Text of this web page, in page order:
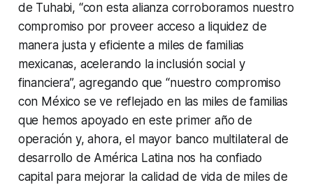
de Tuhabi, “con esta alianza corroboramos nuestro
compromiso por proveer acceso a liquidez de
manera justa y eficiente a miles de familias
mexicanas, acelerando la inclusión social y
financiera”, agregando que “nuestro compromiso
con México se ve reflejado en las miles de familias
que hemos apoyado en este primer año de
operación y, ahora, el mayor banco multilateral de
desarrollo de América Latina nos ha confiado
capital para mejorar la calidad de vida de miles de